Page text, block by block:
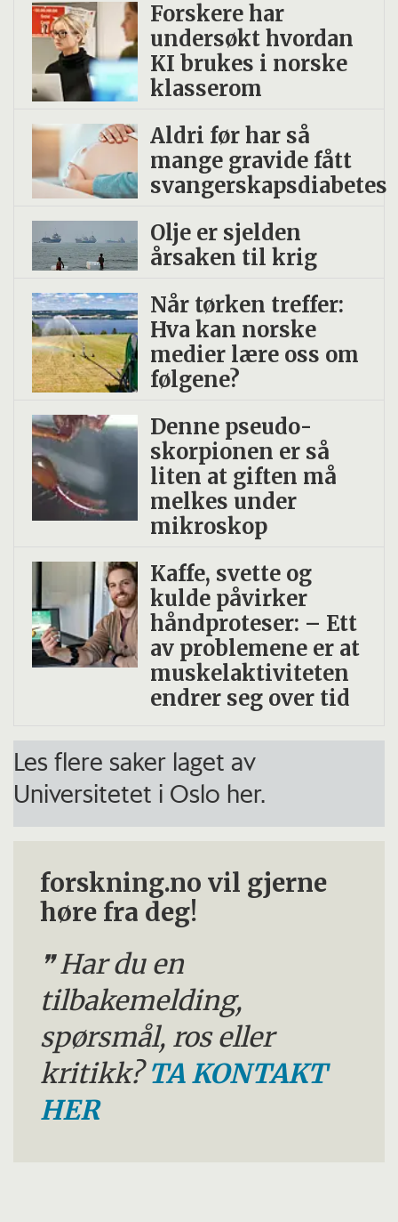
Forskere har
undersøkt hvordan
KI brukes i norske
klasserom
Aldri før har så
mange gravide fått
svangerskapsdiabetes
Olje er sjelden
årsaken til krig
Når tørken treffer:
Hva kan norske
medier lære oss om
følgene?
Denne pseudo­
skorpionen er så
liten at giften må
melkes under
mikroskop
Kaffe, svette og
kulde påvirker
håndproteser: – Ett
av problemene er at
muskelaktiviteten
endrer seg over tid
Les flere saker laget av
Universitetet i Oslo her.
forskning.no vil gjerne
høre fra deg!
Har du en
tilbakemelding,
spørsmål, ros eller
kritikk?TA KONTAKT
HER